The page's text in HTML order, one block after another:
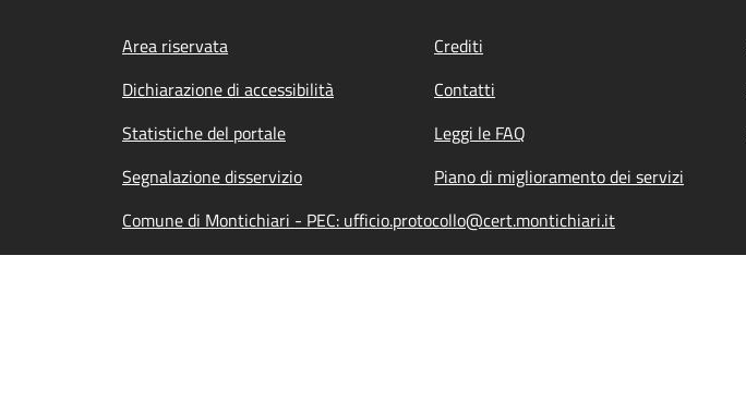
Footer menu
Area riservata Crediti
Dichiarazione di accessibilità
Contatti
Statistiche del portale
Leggi le FAQ
Segnalazione disservizio
Piano di miglioramento dei servizi
Comune di Montichiari - PEC: ufficio.protocollo@cert.montichiari.it